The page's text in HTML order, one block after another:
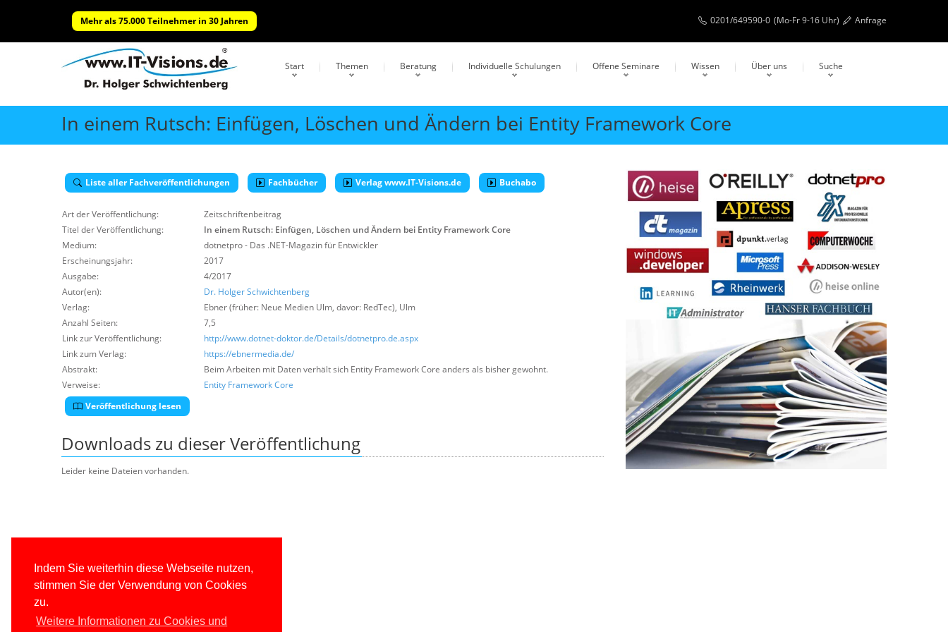
Indem Sie weiterhin diese Webseite nutzen,
stimmen Sie der Verwendung von Cookies
zu.
Weitere Informationen zu Cookies und
Mehr als 75.000 Teilnehmer in 30 Jahren 0201/649590-0 (Mo-Fr 9-16 Uhr) Anfrage
Start Themen Beratung Individuelle Schulungen Offene Seminare Wissen Über uns Suche
In einem Rutsch: Einfügen, Löschen und Ändern bei Entity Framework Core
Liste aller Fachveröffentlichungen Fachbücher Verlag www.IT-Visions.de Buchabo
Art der Veröffentlichung:
Zeitschriftenbeitrag
Titel der Veröffentlichung:
In einem Rutsch: Einfügen, Löschen und Ändern bei Entity Framework Core
Medium:
dotnetpro - Das .NET-Magazin für Entwickler
Erscheinungsjahr:
2017
Ausgabe:
4/2017
Autor(en):
Dr. Holger Schwichtenberg
Verlag:
Ebner (früher: Neue Medien Ulm, davor: RedTec), Ulm
Anzahl Seiten:
7,5
Link zur Veröffentlichung:
http://www.dotnet-doktor.de/Details/dotnetpro.de.aspx
Link zum Verlag:
https://ebnermedia.de/
Abstrakt:
Beim Arbeiten mit Daten verhält sich Entity Framework Core anders als bisher gewohnt.
Verweise:
Entity Framework Core
Veröffentlichung lesen
Downloads zu dieser Veröffentlichung
Leider keine Dateien vorhanden.